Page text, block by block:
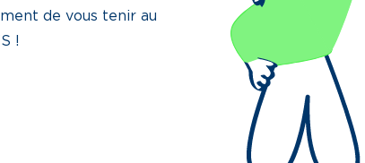
de vous tenir au
!